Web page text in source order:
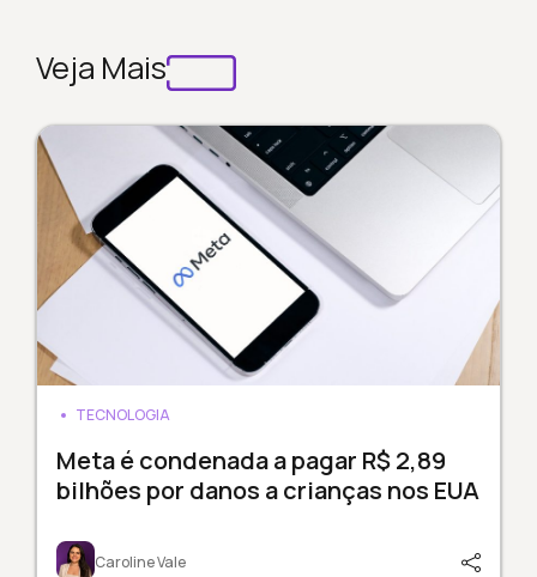
Veja Mais
TECNOLOGIA
Meta é condenada a pagar R$ 2,89
bilhões por danos a crianças nos EUA
Caroline Vale